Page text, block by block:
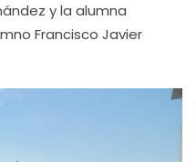
y la alumna
Francisco Javier